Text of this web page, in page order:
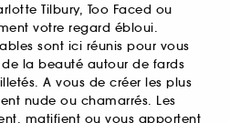
Tilbury, Too Faced ou
votre regard ébloui.
sont ici réunis pour vous
la beauté autour de fards
A vous de créer les plus
nude ou chamarrés. Les
matifient ou vous apportent